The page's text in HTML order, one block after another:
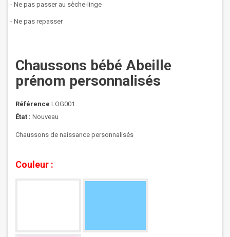
- Ne pas passer au sèche-linge
- Ne pas repasser
Chaussons bébé Abeille
prénom personnalisés
Référence LOG001
État : Nouveau
Chaussons de naissance personnalisés
Couleur :